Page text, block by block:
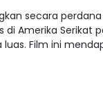
secara perdana
di Amerika Serikat
luas. Film ini